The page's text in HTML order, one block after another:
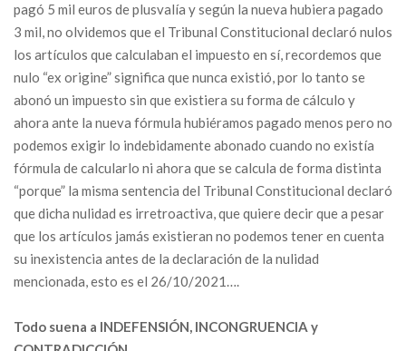
pagó 5 mil euros de plusvalía y según la nueva hubiera pagado
3 mil, no olvidemos que el Tribunal Constitucional declaró nulos
los artículos que calculaban el impuesto en sí, recordemos que
nulo “ex origine” significa que nunca existió, por lo tanto se
abonó un impuesto sin que existiera su forma de cálculo y
ahora ante la nueva fórmula hubiéramos pagado menos pero no
podemos exigir lo indebidamente abonado cuando no existía
fórmula de calcularlo ni ahora que se calcula de forma distinta
“porque” la misma sentencia del Tribunal Constitucional declaró
que dicha nulidad es irretroactiva, que quiere decir que a pesar
que los artículos jamás existieran no podemos tener en cuenta
su inexistencia antes de la declaración de la nulidad
mencionada, esto es el 26/10/2021….
Todo suena a INDEFENSIÓN, INCONGRUENCIA y